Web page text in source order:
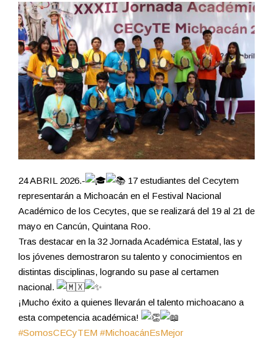
24 ABRIL 2026.-
17 estudiantes del Cecytem
representarán a Michoacán en el Festival Nacional
Académico de los Cecytes, que se realizará del 19 al 21 de
mayo en Cancún, Quintana Roo.
Tras destacar en la 32 Jornada Académica Estatal, las y
los jóvenes demostraron su talento y conocimientos en
distintas disciplinas, logrando su pase al certamen
nacional.
¡Mucho éxito a quienes llevarán el talento michoacano a
esta competencia académica!
#SomosCECyTEM #MichoacánEsMejor